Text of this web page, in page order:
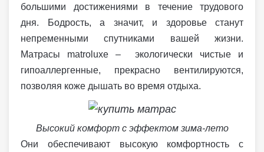
большими достижениями в течение трудового
дня. Бодрость, а значит, и здоровье станут
непременными спутниками вашей жизни.
Матрасы matroluxe – экологически чистые и
гипоаллергенные, прекрасно вентилируются,
позволяя коже дышать во время отдыха.
Высокий комфорт с эффектом зима-лето
Они обеспечивают высокую комфортность с